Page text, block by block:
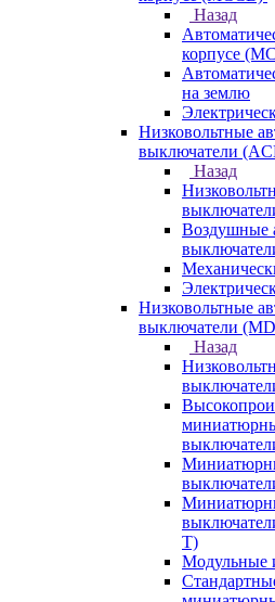
Назад
корпусе
на землю
Низковольтные
выключатели
Назад
Воздушные
Низковольтные
выключатели
Назад
T)
Модульные